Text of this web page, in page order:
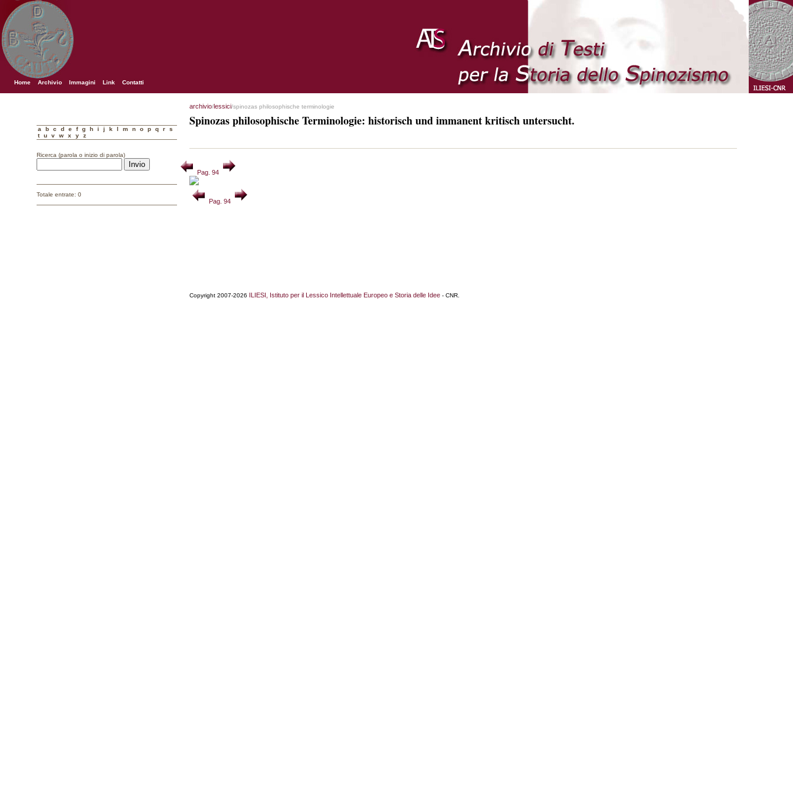
Home Archivio Immagini Link Contatti
a b c d e f g h i j k l m n o p q r
s
t
u v w x y z
Ricerca (parola o inizio di parola)
Totale entrate: 0
archivio/lessici/spinozas philosophische terminologie
Spinozas philosophische Terminologie: historisch und immanent kritisch untersucht.
Pag. 94
Pag. 94
Copyright 2007-2026 ILIESI, Istituto per il Lessico Intellettuale Europeo e Storia delle Idee - CNR.